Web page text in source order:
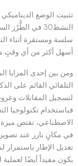
النشط30 في
سلسة ومستقرة أثناء
أسهل أكثر من أي وقتٍ
لتسجيل المقابلات
فباستخدام تكنولوجيا
الاصطناعي، تقتص ميزة
في مكانٍ بارز عند تصوير
تعديل الإطار
يكون مفيداً أيضًا